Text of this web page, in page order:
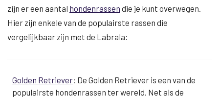
zijn er een aantal hondenrassen die je kunt overwegen.
Hier zijn enkele van de populairste rassen die
vergelijkbaar zijn met de Labrala:
Golden Retriever: De Golden Retriever is een van de
populairste hondenrassen ter wereld. Net als de